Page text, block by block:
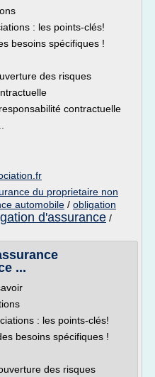
: les points-clés!
besoins spécifiques !
des risques
contractuelle
du proprietaire non
automobile / obligation
d'assurance /
...
: les points-clés!
besoins spécifiques !
des risques